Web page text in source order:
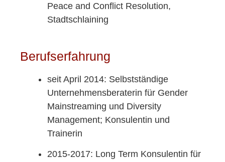
Peace and Conflict Resolution,
Stadtschlaining
Berufserfahrung
seit April 2014: Selbstständige
Unternehmensberaterin für Gender
Mainstreaming und Diversity
Management; Konsulentin und
Trainerin
2015-2017: Long Term Konsulentin für